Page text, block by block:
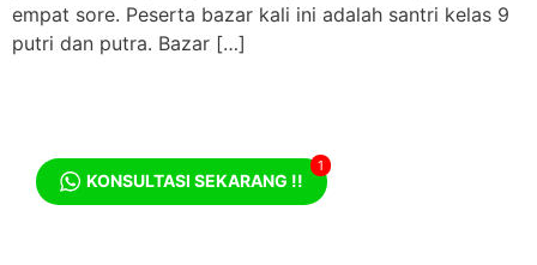
empat sore. Peserta bazar kali ini adalah santri kelas 9
putri dan putra. Bazar […]
KONSULTASI SEKARANG !!
1